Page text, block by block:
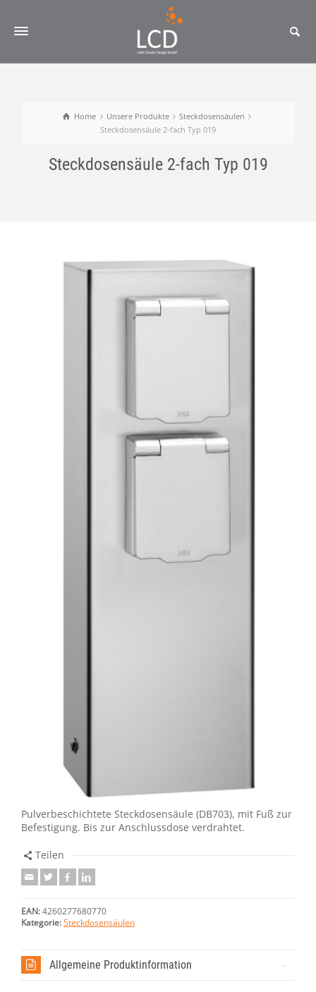
Home Unsere Produkte
Steckdosensäulen
Steckdosensäule 2-fach Typ 019
Steckdosensäule 2-fach Typ 019
Pulverbeschichtete Steckdosensäule (DB703), mit Fuß zur
Befestigung. Bis zur Anschlussdose verdrahtet.
Teilen
EAN: 4260277680770
Kategorie: Steckdosensäulen
Allgemeine Produktinformation